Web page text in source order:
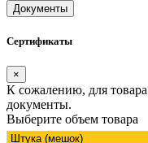
Документы
Сертификаты
×
К сожалению, для
документы.
Выберите объем товара